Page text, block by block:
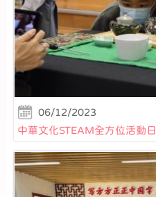
06/12/2023
中華文化STEAM全方位活動日